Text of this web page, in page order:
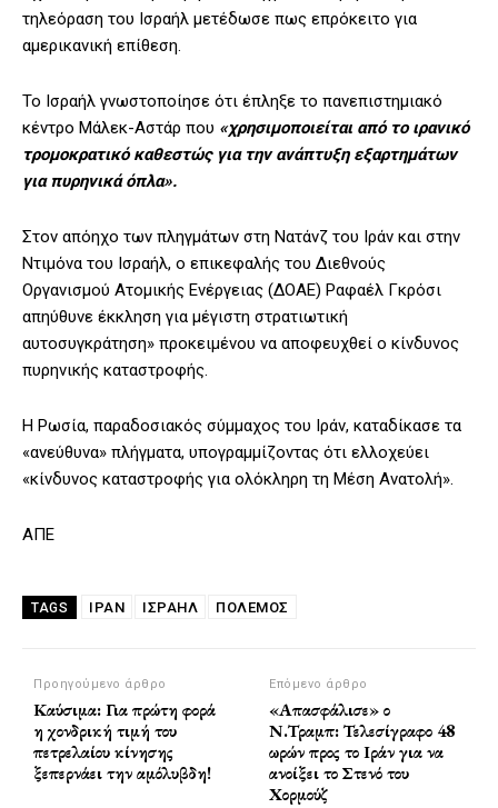
τηλεόραση του Ισραήλ μετέδωσε πως επρόκειτο για
αμερικανική επίθεση.
Το Ισραήλ γνωστοποίησε ότι έπληξε το πανεπιστημιακό
κέντρο Μάλεκ-Αστάρ που «χρησιμοποιείται από το ιρανικό
τρομοκρατικό καθεστώς για την ανάπτυξη εξαρτημάτων
για πυρηνικά όπλα».
Στον απόηχο των πληγμάτων στη Νατάνζ του Ιράν και στην
Ντιμόνα του Ισραήλ, ο επικεφαλής του Διεθνούς
Οργανισμού Ατομικής Ενέργειας (ΔΟΑΕ) Ραφαέλ Γκρόσι
απηύθυνε έκκληση για μέγιστη στρατιωτική
αυτοσυγκράτηση» προκειμένου να αποφευχθεί ο κίνδυνος
πυρηνικής καταστροφής.
Η Ρωσία, παραδοσιακός σύμμαχος του Ιράν, καταδίκασε τα
«ανεύθυνα» πλήγματα, υπογραμμίζοντας ότι ελλοχεύει
«κίνδυνος καταστροφής για ολόκληρη τη Μέση Ανατολή».
ΑΠΕ
TAGS ΙΡΑΝ ΙΣΡΑΗΛ ΠΌΛΕΜΟΣ
Προηγούμενο άρθρο
Καύσιμα: Για πρώτη φορά
η χονδρική τιμή του
πετρελαίου κίνησης
ξεπερνάει την αμόλυβδη!
Επόμενο άρθρο
«Απασφάλισε» ο
Ν.Τραμπ: Τελεσίγραφο 48
ωρών προς το Ιράν για να
ανοίξει το Στενό του
Χορμούζ